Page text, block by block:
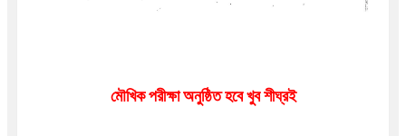
মৌখিক পরীক্ষা অনুষ্ঠিত হবে খুব শীঘ্রই